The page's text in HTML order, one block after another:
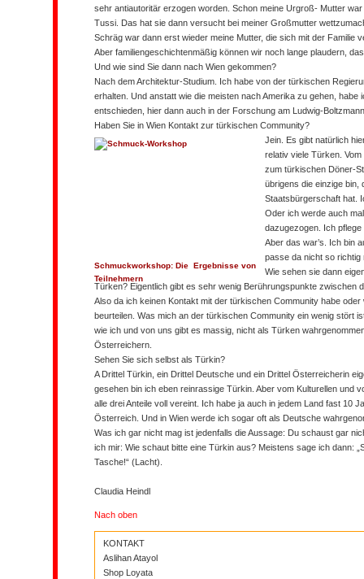
sehr antiautoritär erzogen worden. Schon meine Urgroß- Mutter
Tussi. Das hat sie dann versucht bei meiner Großmutter
Schräg war dann erst wieder meine Mutter, die sich mit der Familie
Aber familiengeschichtenmäßig können wir noch lange plaudern,
Und wie sind Sie dann nach Wien gekommen?
Nach dem Architektur-Studium. Ich habe von der türkischen
erhalten. Und anstatt wie die meisten nach Amerika zu gehen, habe
entschieden, hier dann auch in der Forschung am Ludwig-
Haben Sie in Wien Kontakt zur türkischen Community?
Schmuckworkshop: Die Ergebnisse von
Teilnehmern
Jein. Es gibt natürlich
relativ viele Türken.
zum türkischen Döner-
übrigens die einzige bin,
Staatsbürgerschaft hat.
Oder ich werde auch
dazugezogen. Ich
Aber das war’s. Ich bin
passe da nicht so richtig
Wie sehen sie dann
Türken? Eigentlich gibt es sehr wenig Berührungspunkte zwischen
Also da ich keinen Kontakt mit der türkischen Community habe
beurteilen. Was mich an der türkischen Community ein wenig stört
wie ich und von uns gibt es massig, nicht als Türken
Österreichern.
Sehen Sie sich selbst als Türkin?
A Drittel Türkin, ein Drittel Deutsche und ein Drittel Österreicherin
gesehen bin ich eben reinrassige Türkin. Aber vom Kulturellen und
alle drei Anteile voll vereint. Ich habe ja auch in jedem Land fast 10
Österreich. Und in Wien werde ich sogar oft als Deutsche
Was ich gar nicht mag ist jedenfalls die Aussage: Du schaust gar
ich mir: Wie schaut bitte eine Türkin aus? Meistens sage ich dann:
Tasche!“ (Lacht).
Claudia Heindl
Nach oben
KONTAKT
Aslihan Atayol
Shop Loyata